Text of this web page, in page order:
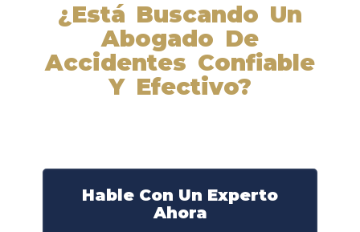
¿Está Buscando Un
Abogado De
Accidentes Confiable
Y Efectivo?
Hable Con Un Experto
Ahora